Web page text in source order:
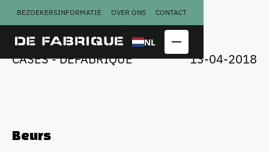
BEZOEKERSINFORMATIE OVER ONS CONTACT
NL
TERUGN AAR C
CASES - DEFABRIQUE 13-04-2018
Beurs